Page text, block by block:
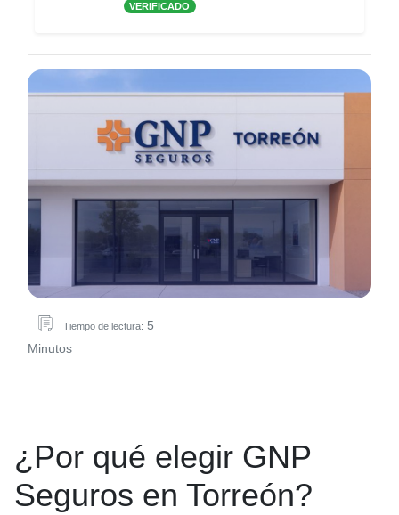
VERIFICADO
Tiempo de lectura: 5
Minutos
¿Por qué elegir GNP
Seguros en Torreón?